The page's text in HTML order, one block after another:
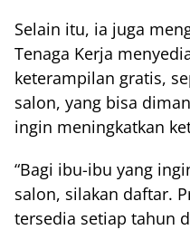
Selain itu, ia juga
Tenaga Kerja
keterampilan gratis,
salon, yang bisa
ingin meningkatkan
“Bagi ibu-ibu yang
salon, silakan daftar.
tersedia setiap tahun